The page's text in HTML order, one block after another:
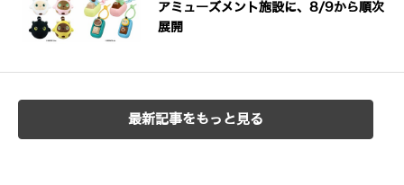
アミューズメント施設に、8/9から順次
展開
最新記事をもっと見る